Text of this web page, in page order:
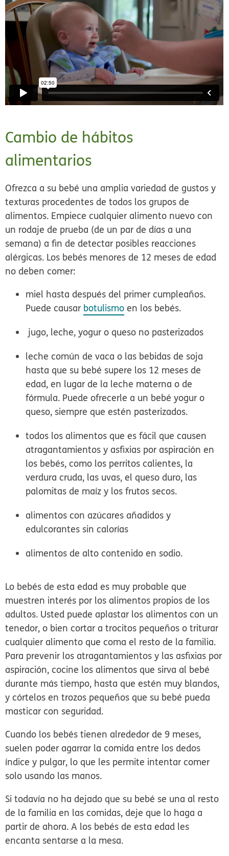
Cambio de hábitos
alimentarios
Ofrezca a su bebé una amplia variedad de gustos y
texturas procedentes de todos los grupos de
alimentos. Empiece cualquier alimento nuevo con
un rodaje de prueba (de un par de días a una
semana) a fin de detectar posibles reacciones
alérgicas. Los bebés menores de 12 meses de edad
no deben comer:
miel hasta después del primer cumpleaños.
Puede causar botulismo en los bebés.
jugo, leche, yogur o queso no pasterizados
leche común de vaca o las bebidas de soja
hasta que su bebé supere los 12 meses de
edad, en lugar de la leche materna o de
fórmula. Puede ofrecerle a un bebé yogur o
queso, siempre que estén pasterizados.
todos los alimentos que es fácil que causen
atragantamientos y asfixias por aspiración en
los bebés, como los perritos calientes, la
verdura cruda, las uvas, el queso duro, las
palomitas de maíz y los frutos secos.
alimentos con azúcares añadidos y
edulcorantes sin calorías
alimentos de alto contenido en sodio.
Lo bebés de esta edad es muy probable que
muestren interés por los alimentos propios de los
adultos. Usted puede aplastar los alimentos con un
tenedor, o bien cortar a trocitos pequeños o triturar
cualquier alimento que coma el resto de la familia.
Para prevenir los atragantamientos y las asfixias por
aspiración, cocine los alimentos que sirva al bebé
durante más tiempo, hasta que estén muy blandos,
y córtelos en trozos pequeños que su bebé pueda
masticar con seguridad.
Cuando los bebés tienen alrededor de 9 meses,
suelen poder agarrar la comida entre los dedos
índice y pulgar, lo que les permite intentar comer
solo usando las manos.
Si todavía no ha dejado que su bebé se una al resto
de la familia en las comidas, deje que lo haga a
partir de ahora. A los bebés de esta edad les
encanta sentarse a la mesa.